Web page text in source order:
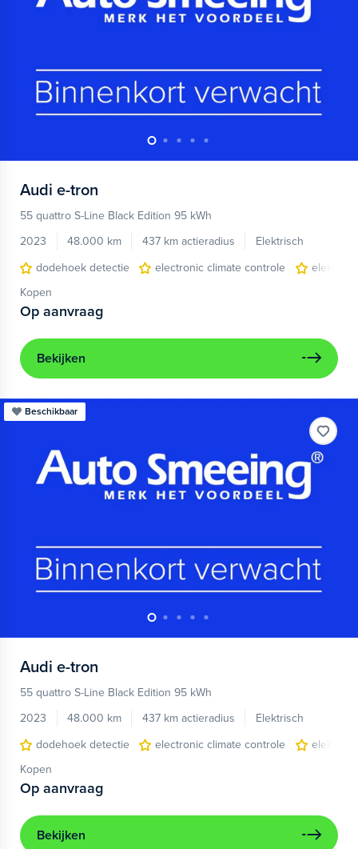
Audi e-tron
55 quattro S-Line Black Edition 95 kWh
2023
48.000 km 437 km actieradius
Elektrisch
dodehoek detectie
electronic climate controle
Kopen
Op aanvraag
Bekijken
Beschikbaar
Audi e-tron
55 quattro S-Line Black Edition 95 kWh
2023
48.000 km 437 km actieradius
Elektrisch
dodehoek detectie
electronic climate controle
Kopen
Op aanvraag
Bekijken